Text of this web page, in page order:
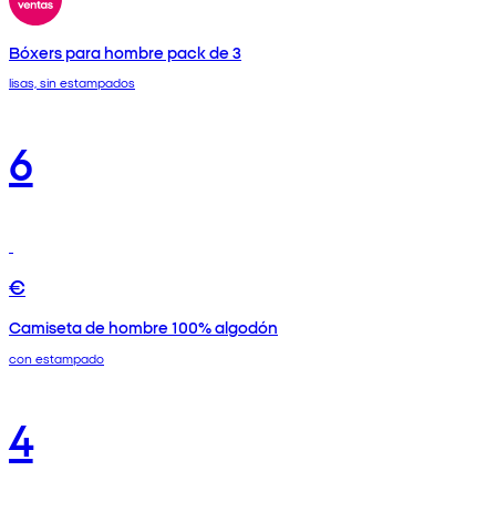
Bóxers para hombre pack de 3
lisas, sin estampados
6
€
Camiseta de hombre 100% algodón
con estampado
4